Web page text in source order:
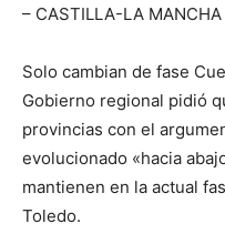
– CASTILLA-LA MANCHA
Solo cambian de fase
Gobierno regional pidió
provincias con el
evolucionado «hacia
mantienen en la actual
Toledo.